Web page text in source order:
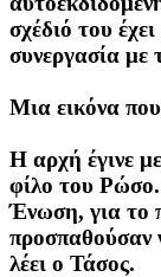
σχέδιό του
συνεργασία με
Μια εικόνα που
Η αρχή έγινε
φίλο του
Ένωση, για το
προσπαθούσαν
λέει ο Τάσος.